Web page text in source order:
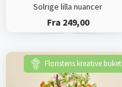
Solrige lilla nuancer
Fra 249,00
Floristens kreative buket